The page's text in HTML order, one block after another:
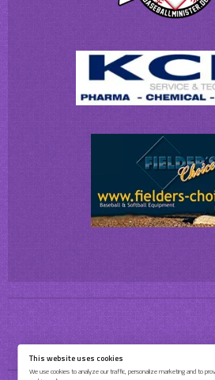
This website uses cookies
We use cookies to analyze our traffic, personalize marketing and to